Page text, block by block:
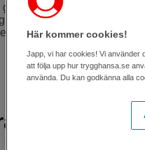
tid ska du leta reda på
hon paras under den
Katterna behöver
sin
Här kommer cookies!
Japp, vi har cookies! Vi använder
att följa upp hur trygghansa.se
använda. Du kan godkänna alla